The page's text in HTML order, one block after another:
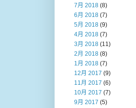
7月 2018 (8)
6月 2018 (7)
5月 2018 (9)
4月 2018 (7)
3月 2018 (11)
2月 2018 (8)
1月 2018 (7)
12月 2017 (9)
11月 2017 (6)
10月 2017 (7)
9月 2017 (5)